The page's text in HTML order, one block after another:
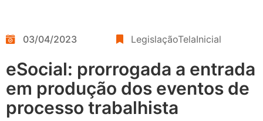
03/04/2023 LegislaçãoTelaInicial
eSocial: prorrogada a entrada
em produção dos eventos de
processo trabalhista